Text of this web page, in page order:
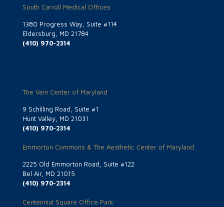
South Carroll Medical Offices
1380 Progress Way, Suite #114
Eldersburg, MD 21784
(410) 970-2314
The Vein Center of Maryland
9 Schilling Road, Suite #1
Hunt Valley, MD 21031
(410) 970-2314
Emmorton Commons & The Aesthetic Center of Maryland
2225 Old Emmorton Road, Suite #122
Bel Air, MD 21015
(410) 970-2314
Centennial Square Office Park